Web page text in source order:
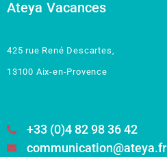
Ateya Vacances
425 rue René Descartes,
13100 Aix-en-Provence
+33 (0)4 82 98 36 42
communication@ateya.fr